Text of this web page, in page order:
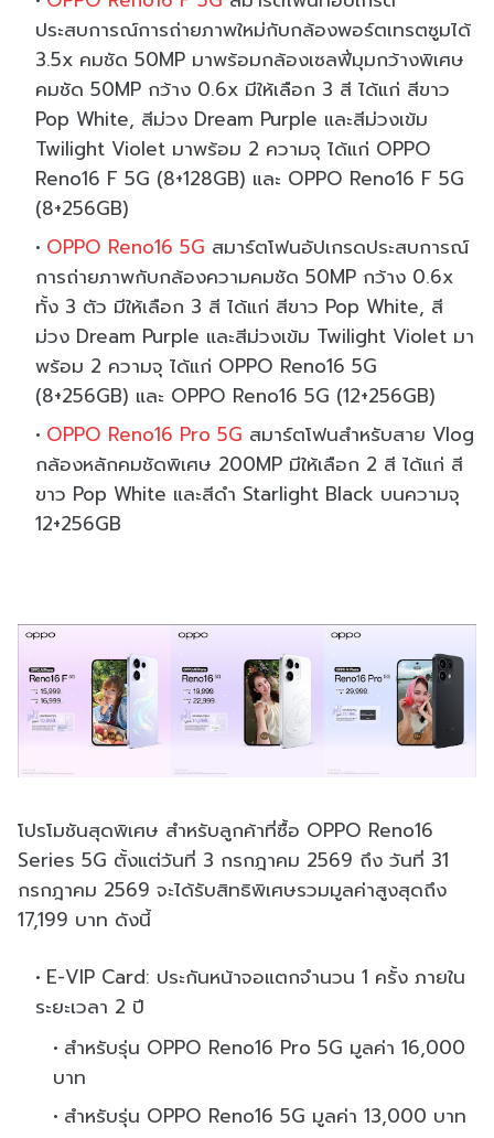
ประสบการณ์การถ่ายภาพใหม่กับกล้องพอร์ตเทรตซูมได้
3.5x คมชัด 50MP มาพร้อมกล้องเซลฟี่มุมกว้างพิเศษ
คมชัด 50MP กว้าง 0.6x มีให้เลือก 3 สี ได้แก่ สีขาว
Pop White, สีม่วง Dream Purple และสีม่วงเข้ม
Twilight Violet มาพร้อม 2 ความจุ ได้แก่ OPPO
Reno16 F 5G (8+128GB) และ OPPO Reno16 F 5G
(8+256GB)
OPPO Reno16 5G สมาร์ตโฟนอัปเกรดประสบการณ์
การถ่ายภาพกับกล้องความคมชัด 50MP กว้าง 0.6x
ทั้ง 3 ตัว มีให้เลือก 3 สี ได้แก่ สีขาว Pop White, สี
ม่วง Dream Purple และสีม่วงเข้ม Twilight Violet มา
พร้อม 2 ความจุ ได้แก่ OPPO Reno16 5G
(8+256GB) และ OPPO Reno16 5G (12+256GB)
OPPO Reno16 Pro 5G สมาร์ตโฟนสำหรับสาย Vlog
กล้องหลักคมชัดพิเศษ 200MP มีให้เลือก 2 สี ได้แก่ สี
ขาว Pop White และสีดำ Starlight Black บนความจุ
12+256GB
โปรโมชันสุดพิเศษ สำหรับลูกค้าที่ซื้อ OPPO Reno16
Series 5G ตั้งแต่วันที่ 3 กรกฎาคม 2569 ถึง วันที่ 31
กรกฎาคม 2569 จะได้รับสิทธิพิเศษรวมมูลค่าสูงสุดถึง
17,199 บาท ดังนี้
E-VIP Card: ประกันหน้าจอแตกจำนวน 1 ครั้ง ภายใน
ระยะเวลา 2 ปี
สำหรับรุ่น OPPO Reno16 Pro 5G มูลค่า 16,000
บาท
สำหรับรุ่น OPPO Reno16 5G มูลค่า 13,000 บาท